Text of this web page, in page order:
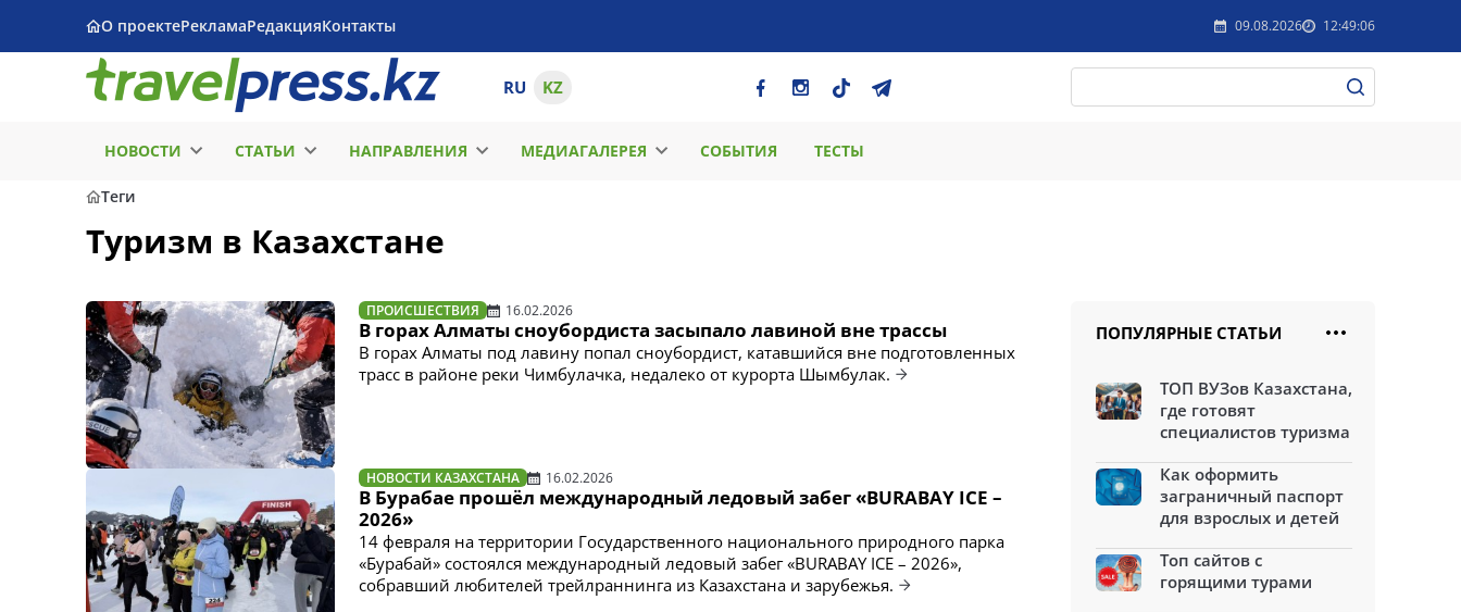
О проектеРекламаРедакцияКонтакты 09.08.2026 12:49:06
RU KZ
НОВОСТИ СТАТЬИ НАПРАВЛЕНИЯ МЕДИАГАЛЕРЕЯ СОБЫТИЯ ТЕСТЫ
Теги
Туризм в Казахстане
ПРОИСШЕСТВИЯ 16.02.2026
В горах Алматы сноубордиста засыпало лавиной вне трассы
В горах Алматы под лавину попал сноубордист, катавшийся вне подготовленных
трасс в районе реки Чимбулачка, недалеко от курорта Шымбулак.
НОВОСТИ КАЗАХСТАНА 16.02.2026
В Бурабае прошёл международный ледовый забег «BURABAY ICE –
2026»
14 февраля на территории Государственного национального природного парка
«Бурабай» состоялся международный ледовый забег «BURABAY ICE – 2026»,
собравший любителей трейлраннинга из Казахстана и зарубежья.
ПОПУЛЯРНЫЕ СТАТЬИ
ТОП ВУЗов Казахстана,
где готовят
специалистов туризма
Как оформить
заграничный паспорт
для взрослых и детей
Топ сайтов с
горящими турами